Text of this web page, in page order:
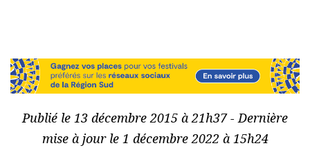
Publié le 13 décembre 2015 à 21h37 - Dernière
mise à jour le 1 décembre 2022 à 15h24